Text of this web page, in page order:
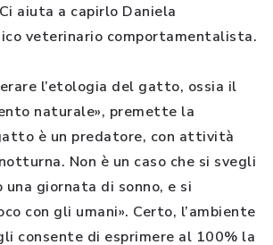
aiuta a capirlo Daniela
veterinario comportamentalista.
l’etologia del gatto, ossia il
naturale», premette la
è un predatore, con attività
Non è un caso che si svegli
una giornata di sonno, e si
con gli umani». Certo, l’ambiente
consente di esprimere al 100% la